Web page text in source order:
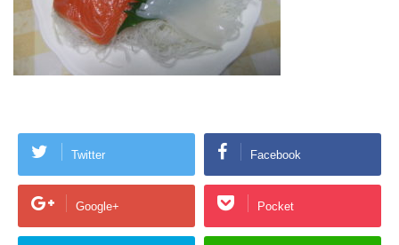
Twitter Facebook
Google+ Pocket